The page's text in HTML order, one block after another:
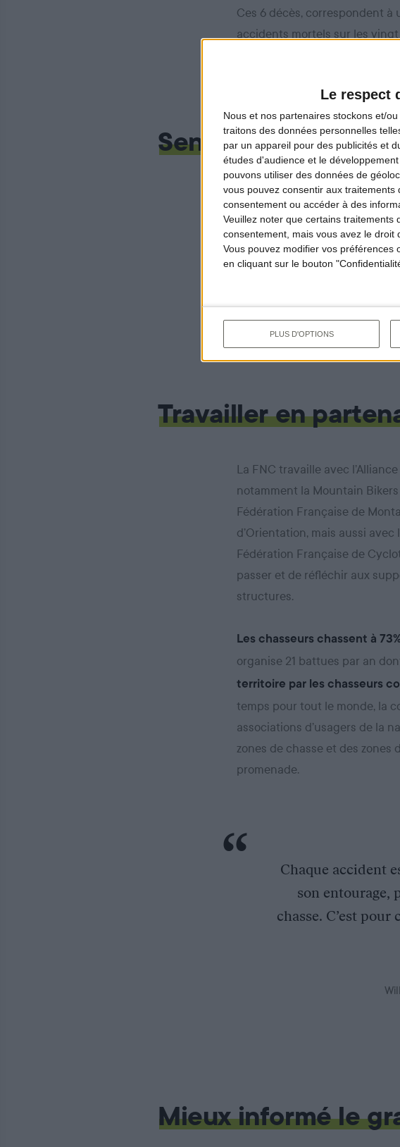
Le respect
Nous et nos partenaires stockons et/
traitons des données personnelles
par un appareil pour des publicités et
études d'audience et le
pouvons utiliser des données de
vous pouvez consentir aux
consentement ou accéder à des
Veuillez noter que certains
consentement, mais vous avez le droit
Vous pouvez modifier vos
en cliquant sur le bouton
PLUS D'OPTIONS
Ces 6 décès, correspondent à
accidents mortels sur les
qu’en même temps les
Sensibilisation
Notre objectif est de tendre
progrès restent à faire,
sensibilisation , de la formation
ont suivi la remise à niveau
sécurité individuelles, cette
Travailler en
La FNC travaille avec
notamment la Mountain
Fédération Française de
d’Orientation, mais aussi
Fédération Française de
passer et de réfléchir aux
structures.
Les chasseurs chassent à
organise 21 battues par an
territoire par les chasseurs
temps pour tout le monde, la
associations d’usagers de la
zones de chasse et des zones
promenade.
Chaque accident
son entourage,
chasse. C’est
Mieux informé le